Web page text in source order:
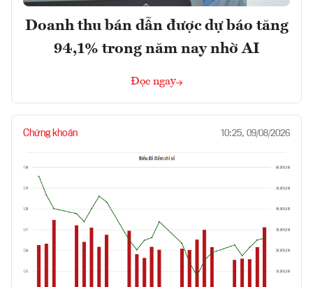
Doanh thu bán dẫn được dự báo tăng
94,1% trong năm nay nhờ AI
Đọc ngay
Chứng khoán 10:25, 09/08/2026